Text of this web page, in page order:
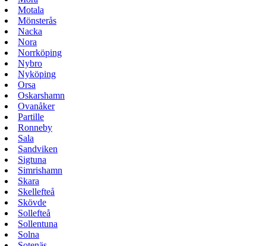
Motala
Mönsterås
Nacka
Nora
Norrköping
Nybro
Nyköping
Orsa
Oskarshamn
Ovanåker
Partille
Ronneby
Sala
Sandviken
Sigtuna
Simrishamn
Skara
Skellefteå
Skövde
Sollefteå
Sollentuna
Solna